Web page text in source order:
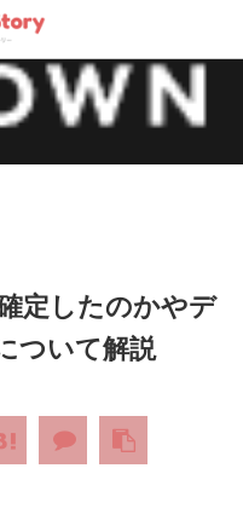
定したのかやデ
ついて解説